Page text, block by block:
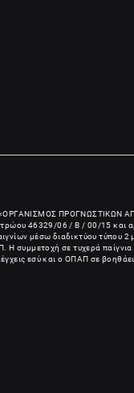
ΟΡΓΑΝΙΣΜΟΣ ΠΡΟΓΝΩΣΤΙΚΩΝ
46329/06 / B / 00/15 και
μέσω διαδικτύου τύπου
σε τυχερά
εσύ και ο ΟΠΑΠ σε